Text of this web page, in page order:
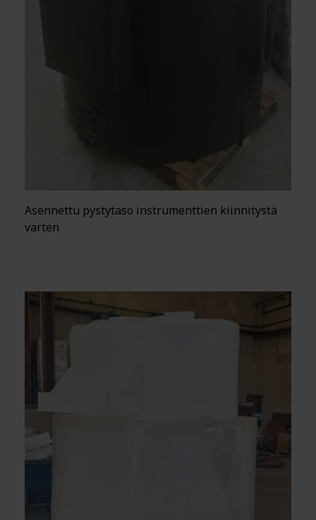
Asennettu pystytaso instrumenttien kiinnitystä
varten